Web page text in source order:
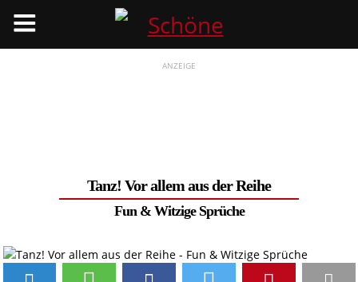
ANZEIGE
Tanz! Vor allem aus der Reihe
Fun & Witzige Sprüche